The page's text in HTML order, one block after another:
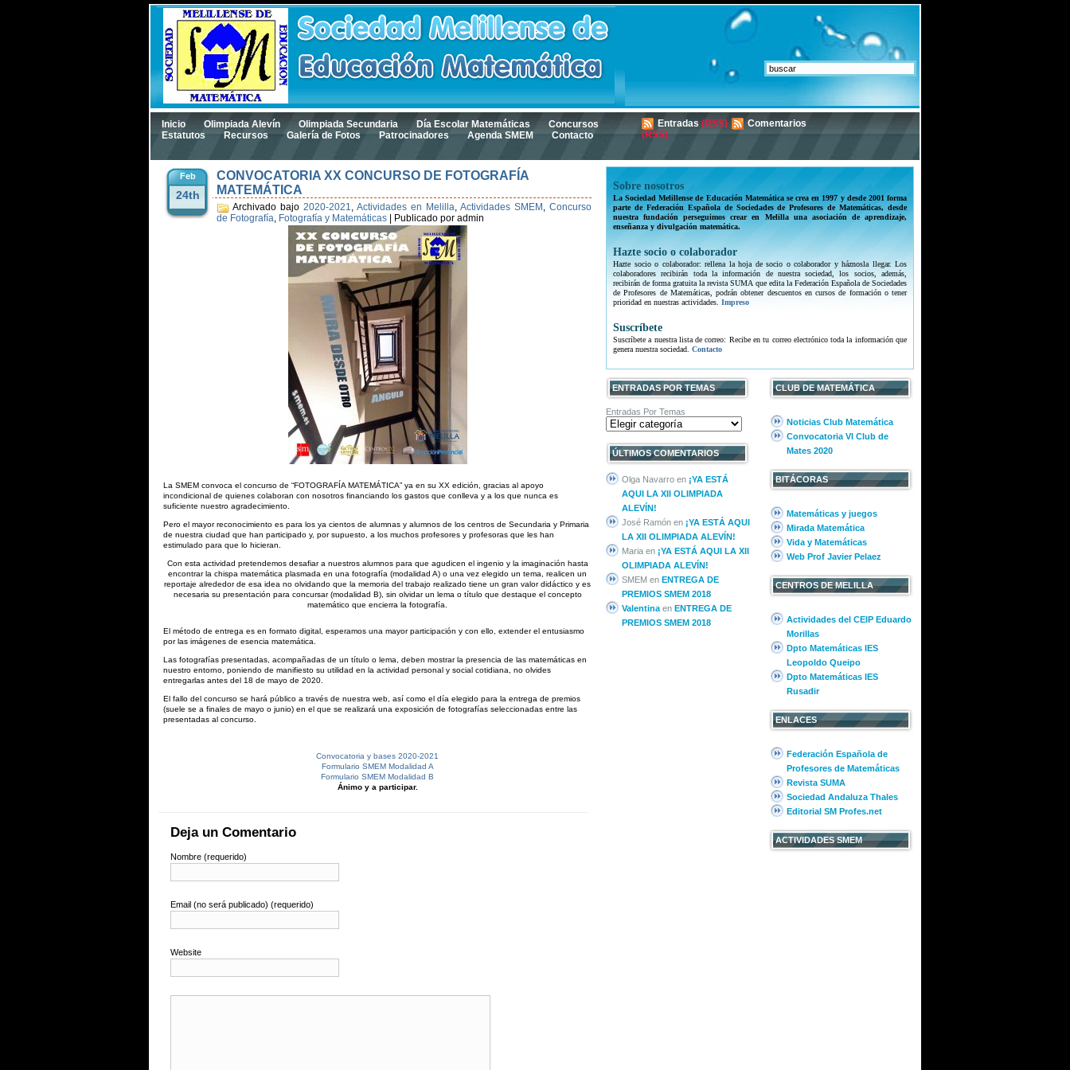
Inicio Olimpiada Alevín Olimpiada Secundaria Día Escolar Matemáticas
Concursos
Estatutos
Recursos Galería de Fotos Patrocinadores Agenda SMEM Contacto
Entradas (RSS)
Comentarios
(RSS)
Feb
24th
CONVOCATORIA XX CONCURSO DE FOTOGRAFÍA
MATEMÁTICA
Archivado bajo 2020-2021, Actividades en Melilla, Actividades SMEM , Concurso
de Fotografía, Fotografía y Matemáticas Publicado por admin
La SMEM convoca el concurso de “FOTOGRAFÍA MATEMÁTICA” ya en su XX edición, gracias al apoyo
incondicional de quienes colaboran con nosotros financiando los gastos que conlleva y a los que nunca es
suficiente nuestro agradecimiento.
Pero el mayor reconocimiento es para los ya cientos de alumnas y alumnos de los centros de Secundaria y Primaria
de nuestra ciudad que han participado y, por supuesto, a los muchos profesores y profesoras que les han
estimulado para que lo hicieran.
Con esta actividad pretendemos desafiar a nuestros alumnos para que agudicen el ingenio y la imaginación hasta
encontrar la chispa matemática plasmada en una fotografía (modalidad A) o una vez elegido un tema, realicen un
reportaje alrededor de esa idea no olvidando que la memoria del trabajo realizado tiene un gran valor didáctico y es
necesaria su presentación para concursar (modalidad B), sin olvidar un lema o título que destaque el concepto
matemático que encierra la fotografía.
El método de entrega es en formato digital, esperamos una mayor participación y con ello, extender el entusiasmo
por las imágenes de esencia matemática.
Las fotografías presentadas, acompañadas de un título o lema, deben mostrar la presencia de las matemáticas en
nuestro entorno, poniendo de manifiesto su utilidad en la actividad personal y social cotidiana, no olvides
entregarlas antes del 18 de mayo de 2020.
El fallo del concurso se hará público a través de nuestra web, así como el día elegido para la entrega de premios
(suele se a finales de mayo o junio) en el que se realizará una exposición de fotografías seleccionadas entre las
presentadas al concurso.
Convocatoria y bases 2020-2021
Formulario SMEM Modalidad A
Formulario SMEM Modalidad B
Ánimo y a participar.
Deja un Comentario
Nombre (requerido)
Email (no será publicado) (requerido)
Website
Sobre nosotros
La Sociedad Melillense de Educación Matemática se crea en 1997 y desde 2001 forma
parte de Federación Española de Sociedades de Profesores de Matemáticas, desde
nuestra fundación perseguimos crear en Melilla una asociación de aprendizaje,
enseñanza y divulgación matemática.
Hazte socio o colaborador
Hazte socio o colaborador: rellena la hoja de socio o colaborador y háznosla llegar. Los
colaboradores recibirán toda la información de nuestra sociedad, los socios, además,
recibirán de forma gratuita la revista SUMA que edita la Federación Española de Sociedades
de Profesores de Matemáticas, podrán obtener descuentos en cursos de formación o tener
prioridad en nuestras actividades. Impreso
Suscríbete
Suscríbete a nuestra lista de correo: Recibe en tu correo electrónico toda la información que
genera nuestra sociedad. Contacto
ENTRADAS POR TEMAS
Entradas Por Temas
ÚLTIMOS COMENTARIOS
Olga Navarro en ¡YA ESTÁ
AQUI LA XII OLIMPIADA
ALEVÍN!
José Ramón en ¡YA ESTÁ AQUI
LA XII OLIMPIADA ALEVÍN!
Maria en ¡YA ESTÁ AQUI LA XII
OLIMPIADA ALEVÍN!
SMEM en ENTREGA DE
PREMIOS SMEM 2018
Valentina en ENTREGA DE
PREMIOS SMEM 2018
CLUB DE MATEMÁTICA
Noticias Club Matemática
Convocatoria VI Club de
Mates 2020
BITÁCORAS
Matemáticas y juegos
Mirada Matemática
Vida y Matemáticas
Web Prof Javier Pelaez
CENTROS DE MELILLA
Actividades del CEIP Eduardo
Morillas
Dpto Matemáticas IES
Leopoldo Queipo
Dpto Matemáticas IES
Rusadir
ENLACES
Federación Española de
Profesores de Matemáticas
Revista SUMA
Sociedad Andaluza Thales
Editorial SM Profes.net
ACTIVIDADES SMEM